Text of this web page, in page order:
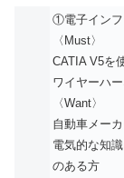
①電子インフ
〈Must〉
CATIA V5を
ワイヤーハ
〈Want〉
自動車メー
電気的な知
のある方